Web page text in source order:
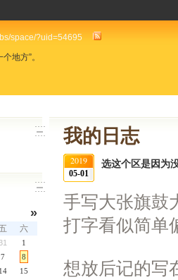
space/?uid=54695
地方”。
»
六
1
7
8
14
15
我的日志
2019
05-01
选这个区是因为
手写大张旗鼓
打字看似简单
想放后记的写